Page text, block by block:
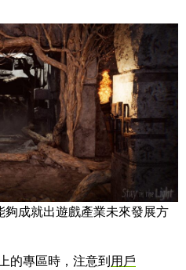
在 Reddit 上的 po 文，
Light》這款遊戲，這款遊戲
成就出遊戲產業未來發展方
的專區時，注意到用戶